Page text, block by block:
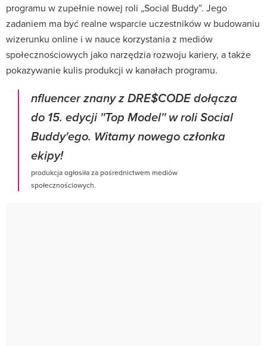
programu w zupełnie nowej roli „Social Buddy”. Jego
zadaniem ma być realne wsparcie uczestników w budowaniu
wizerunku online i w nauce korzystania z mediów
społecznościowych jako narzędzia rozwoju kariery, a także
pokazywanie kulis produkcji w kanałach programu.
nfluencer znany z DRE$CODE dołącza
do 15. edycji ''Top Model'' w roli Social
Buddy'ego. Witamy nowego członka
ekipy!
produkcja ogłosiła za pośrednictwem mediów
społecznościowych.